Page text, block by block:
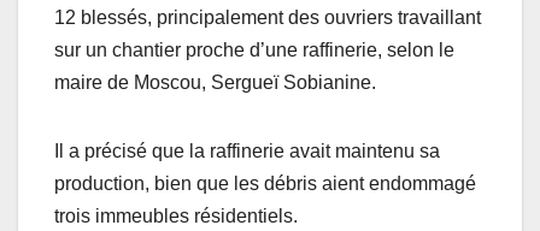
12 blessés, principalement des ouvriers travaillant
sur un chantier proche d’une raffinerie, selon le
maire de Moscou, Sergueï Sobianine.
Il a précisé que la raffinerie avait maintenu sa
production, bien que les débris aient endommagé
trois immeubles résidentiels.